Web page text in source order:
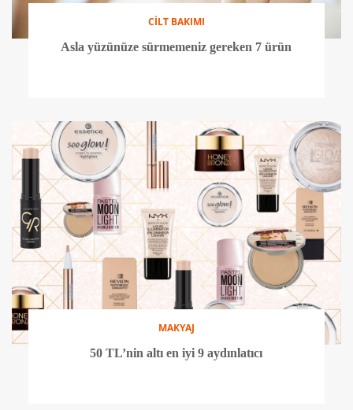
CİLT BAKIMI
Asla yüzünüze sürmemeniz gereken 7 ürün
MAKYAJ
50 TL’nin altı en iyi 9 aydınlatıcı